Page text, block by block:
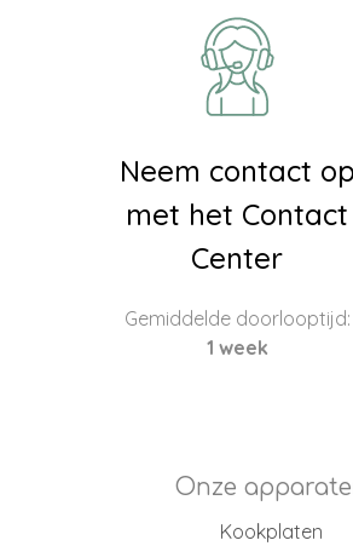
Neem contact op
met het Contact
Center
Gemiddelde doorlooptijd:
1 week
Onze
Kookplaten